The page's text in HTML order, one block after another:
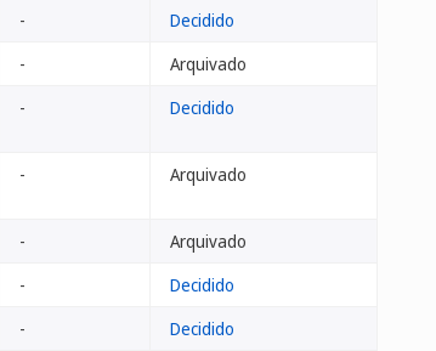
-
Decidido
-
Arquivado
- Decidido
- Arquivado
-
Arquivado
-
Decidido
- Decidido